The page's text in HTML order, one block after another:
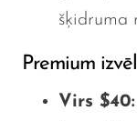
šķidruma
Premium
Virs $40: